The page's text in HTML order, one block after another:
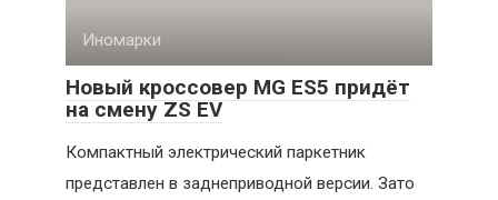
Иномарки
Новый кроссовер MG ES5 придёт
на смену ZS EV
Компактный электрический паркетник
представлен в заднеприводной версии. Зато